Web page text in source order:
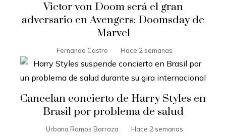
Victor von Doom será el gran
adversario en Avengers: Doomsday de
Marvel
Fernando Castro Hace 2 semanas
Cancelan concierto de Harry Styles en
Brasil por problema de salud
Urbana Ramos Barraza Hace 2 semanas